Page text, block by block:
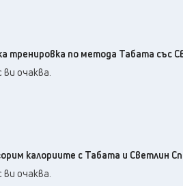
тренировка по метода Табата със
очаква.
калориите с Табата и Светлин
очаква.